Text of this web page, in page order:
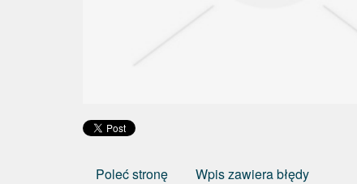
Poleć stronę Wpis zawiera błędy